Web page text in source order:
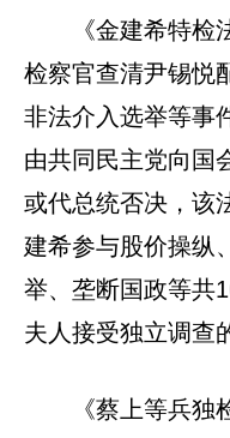
《金建希特
检察官查清尹锡悦
非法介入选举等事
由共同民主党向国
或代总统否决，该
建希参与股价操纵
举、垄断国政等共
夫人接受独立调查
《蔡上等兵